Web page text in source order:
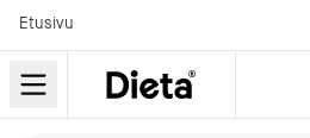
Etusivu